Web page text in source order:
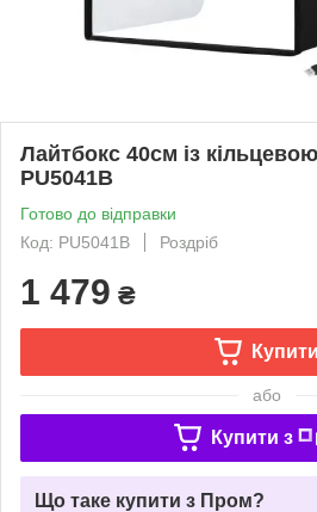
Лайтбокс 40см із
PU5041B
Готово до відправки
Код: PU5041B
Роздріб
1 479 ₴
Купити
або
Купити з
Що таке купити з Пром?